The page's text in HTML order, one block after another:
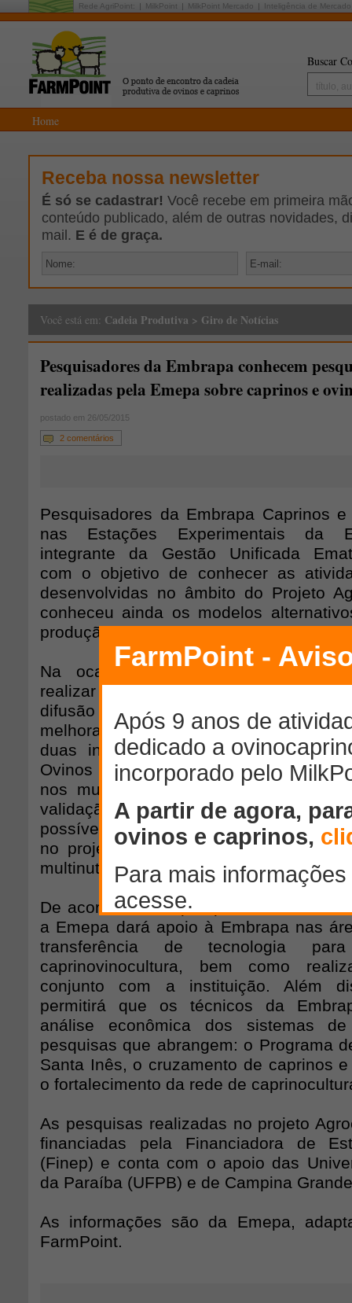
Rede AgriPoint: MilkPoint MilkPoint Mercado Inteligência de Mercado
Buscar
Home
Receba nossa newsletter
É só se cadastrar! Você recebe em primeira
conteúdo publicado, além de outras novidades,
mail. E é de graça.
Você está em: Cadeia Produtiva > Giro de Notícias
Pesquisadores da Embrapa conhecem
realizadas pela Emepa sobre caprinos e
postado em 26/05/2015
2 comentários
Pesquisadores da Embrapa Caprinos
nas Estações Experimentais da
integrante da Gestão Unificada
com o objetivo de conhecer as
desenvolvidas no âmbito do Projeto
conheceu ainda os modelos
produção em prol da caprinovinocultura
Na ocasião, as instituições
realizar ações nas áreas de nutrição,
difusão de tecnologia,
melhoramento genético. O convênio a
duas instituições permitirá que a
Ovinos implante nas estações
nos municípios de Soledade e
validação de pesquisa de
possível também comparar e analisar
no projeto Agrocapri, nas quais são
multinutricionais.
De acordo com o pesquisador
a Emepa dará apoio à Embrapa nas
transferência de tecnologia
caprinovinocultura, bem como
conjunto com a instituição. Além
permitirá que os técnicos da
análise econômica dos sistemas
pesquisas que abrangem: o Programa
Santa Inês, o cruzamento de caprinos
o fortalecimento da rede de
As pesquisas realizadas no projeto
financiadas pela Financiadora de
(Finep) e conta com o apoio das
da Paraíba (UFPB) e de Campina
As informações são da Emepa,
FarmPoint.